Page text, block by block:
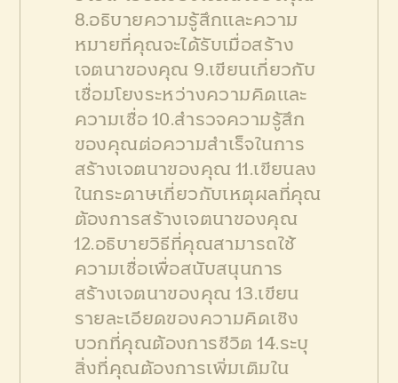
8.อธิบายความรู้สึกและความ
หมายที่คุณจะได้รับเมื่อสร้าง
เจตนาของคุณ 9.เขียนเกี่ยวกับ
เชื่อมโยงระหว่างความคิดและ
ความเชื่อ 10.สำรวจความรู้สึก
ของคุณต่อความสำเร็จในการ
สร้างเจตนาของคุณ 11.เขียนลง
ในกระดาษเกี่ยวกับเหตุผลที่คุณ
ต้องการสร้างเจตนาของคุณ
12.อธิบายวิธีที่คุณสามารถใช้
ความเชื่อเพื่อสนับสนุนการ
สร้างเจตนาของคุณ 13.เขียน
รายละเอียดของความคิดเชิง
บวกที่คุณต้องการชีวิต 14.ระบุ
สิ่งที่คุณต้องการเพิ่มเติมใน